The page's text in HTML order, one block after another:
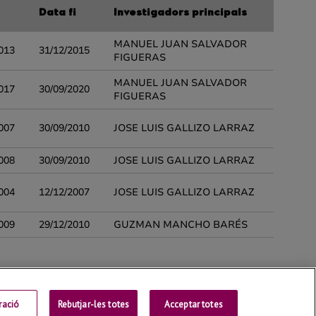
Contactar Universitat de Lleida
Rebutjar-les totes Acceptar totes